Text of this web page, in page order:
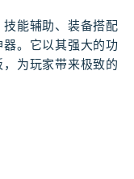
能辅助、装备搭配
。它以其强大的功
为玩家带来极致的